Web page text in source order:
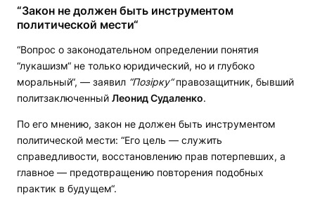
“Закон не должен быть инструментом
политической мести“
“Вопрос о законодательном определении понятия
“лукашизм“ не только юридический, но и глубоко
моральный“, — заявил “Позірку“правозащитник, бывший
политзаключенный Леонид Судаленко.
По его мнению, закон не должен быть инструментом
политической мести: “Его цель — служить
справедливости, восстановлению прав потерпевших, а
главное — предотвращению повторения подобных
практик в будущем“.